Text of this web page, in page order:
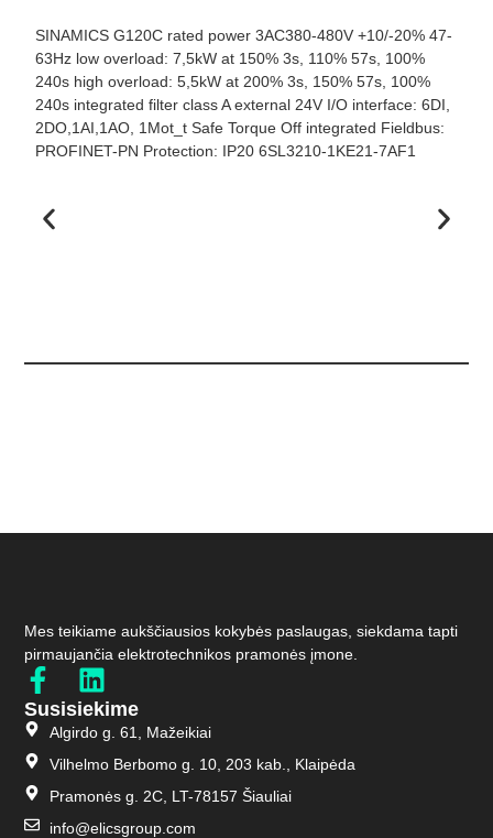
SINAMICS G120C rated power 3AC380-480V +10/-20% 47-
63Hz low overload: 7,5kW at 150% 3s, 110% 57s, 100%
240s high overload: 5,5kW at 200% 3s, 150% 57s, 100%
240s integrated filter class A external 24V I/O interface: 6DI,
2DO,1AI,1AO, 1Mot_t Safe Torque Off integrated Fieldbus:
PROFINET-PN Protection: IP20 6SL3210-1KE21-7AF1
Mes teikiame aukščiausios kokybės paslaugas, siekdama tapti
pirmaujančia elektrotechnikos pramonės įmone.
Susisiekime
Algirdo g. 61, Mažeikiai
Vilhelmo Berbomo g. 10, 203 kab., Klaipėda
Pramonės g. 2C, LT-78157 Šiauliai
info@elicsgroup.com